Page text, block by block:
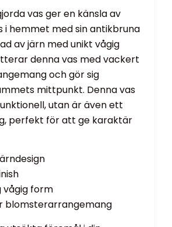
vas ger en känsla av
i hemmet med sin antikbruna
av järn med unikt vågig
denna vas med vackert
och gör sig
mittpunkt. Denna vas
utan är även ett
perfekt för att ge karaktär
vågig form
blomsterarrangemang